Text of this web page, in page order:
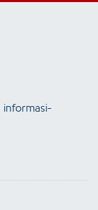
informasi-